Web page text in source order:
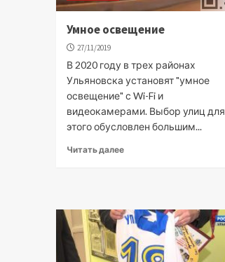
Умное освещение
27/11/2019
В 2020 году в трех районах
Ульяновска установят "умное
освещение" с Wi-Fi и
видеокамерами. Выбор улиц для
этого обусловлен большим...
Читать далее